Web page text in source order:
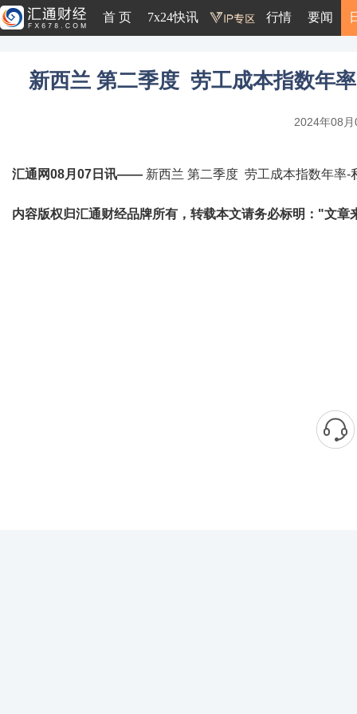
首 页 7x24快讯 行情 要闻
新西兰 第二季度 劳工成本指数年
2024年08
汇通网08月07日讯—— 新西兰 第二季度 劳工成本指数年率
内容版权归汇通财经品牌所有，转载本文请务必标明："文章